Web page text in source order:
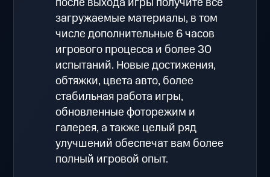
загружаемые материалы, в том
числе дополнительные 6 часов
игрового процесса и более 30
испытаний. Новые достижения,
обтяжки, цвета авто, более
стабильная работа игры,
обновленные фоторежим и
галерея, а также целый ряд
улучшений обеспечат вам более
полный игровой опыт.